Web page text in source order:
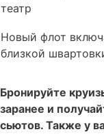
театр
Новый флот
близкой
Бронируйте
заранее и
сьютов. Также у